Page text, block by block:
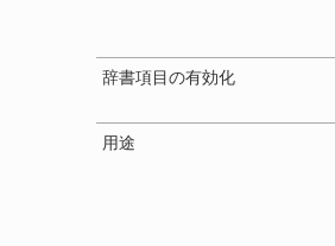
辞書項目の有効化
用途